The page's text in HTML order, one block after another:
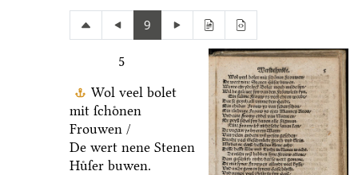
9
5
Wol veel bolet
mit ſchoͤnen
Frouwen /
De wert nene Stenen
Huͤſer buwen.